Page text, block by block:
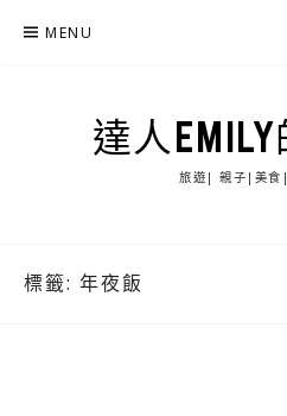
MENU
達人
旅遊| 親子|美食
標籤: 年夜飯